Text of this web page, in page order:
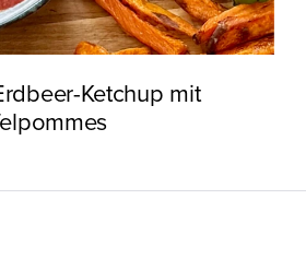
Ketchup mit